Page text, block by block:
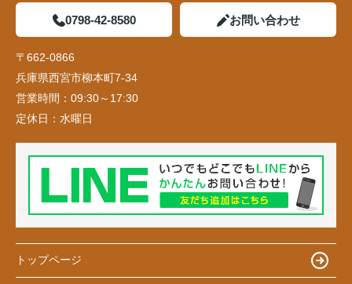
0798-42-8580 お問い合わせ
〒662-0866
兵庫県西宮市柳本町7-34
営業時間： 09:30～17:30
定休日： 水曜日
トップページ